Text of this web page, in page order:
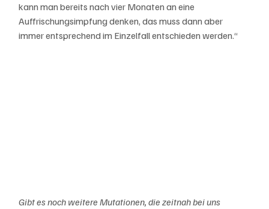
kann man bereits nach vier Monaten an eine
Auffrischungsimpfung denken, das muss dann aber
immer entsprechend im Einzelfall entschieden werden.“
Gibt es noch weitere Mutationen, die zeitnah bei uns